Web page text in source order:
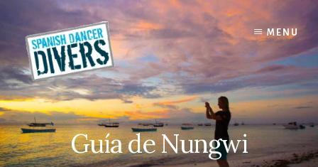
content
primary
sidebar
MENU
Guía de Nungwi